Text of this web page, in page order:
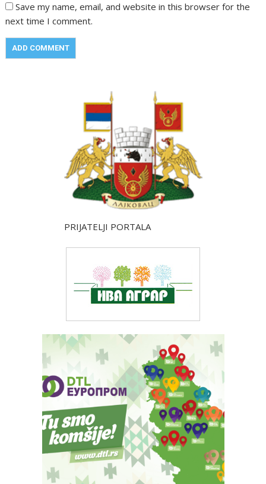
Save my name, email, and website in this browser for the
next time I comment.
PRIJATELJI PORTALA